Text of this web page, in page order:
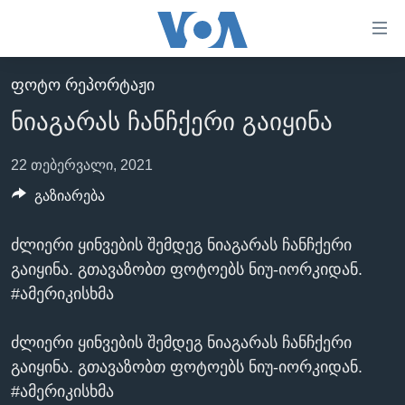
ხელმისაწვდომობისთვის
გადადით
მთავარზე
გადადით
ნავიგაციაზე
გადადით
ᲛᲗᲐᲕᲐᲠᲘ
ᲐᲮᲐᲚᲘ ᲐᲛᲑᲔᲑᲘ
ᲡᲐᲥᲐᲠᲗᲕᲔᲚᲝ
ᲐᲨᲨ
ᲛᲡᲝᲤᲚᲘᲝ
ᲕᲘᲓᲔᲝᲔᲑᲘ
ᲕᲐᲨᲘᲜᲒᲢᲝᲜᲘ ᲓᲦᲔᲡ
ᲮᲔᲓᲕᲐ ᲕᲐᲨᲘᲜᲒᲢᲝᲜᲘᲓᲐᲜ
ᲡᲮᲕᲐ ᲡᲘᲐᲮᲚᲔᲔᲑᲘ
ᲞᲝᲚᲘᲢᲘᲙᲐ
ᲠᲣᲡᲔᲗᲘᲡ ᲨᲔᲭᲠᲐ ᲣᲙᲠᲐᲘᲜᲐᲨᲘ
ᲤᲝᲢᲝ ᲠᲔᲞᲝᲠᲢᲐᲟᲘ
ნიაგარას ჩანჩქერი გაიყინა
22 თებერვალი, 2021
ძლიერი ყინვების შემდეგ ნიაგარას ჩანჩქერი
გაიყინა. გთავაზობთ ფოტოებს ნიუ-იორკიდან.
#ამერიკისხმა
ძლიერი ყინვების შემდეგ ნიაგარას ჩანჩქერი
გაიყინა. გთავაზობთ ფოტოებს ნიუ-იორკიდან.
#ამერიკისხმა
გაზიარება